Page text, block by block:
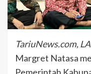
TariuNews.com,
Margret Natasa